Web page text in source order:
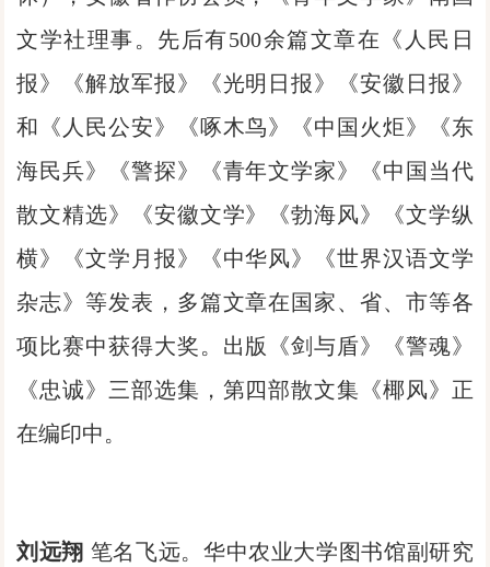
文学社理事。先后有500余篇文章在《人民日
报》《解放军报》《光明日报》《安徽日报》
和《人民公安》《啄木鸟》《中国火炬》《东
海民兵》《警探》《青年文学家》《中国当代
散文精选》《安徽文学》《勃海风》《文学纵
横》《文学月报》《中华风》《世界汉语文学
杂志》等发表，多篇文章在国家、省、市等各
项比赛中获得大奖。出版《剑与盾》《警魂》
《忠诚》三部选集，第四部散文集《椰风》正
在编印中。
刘远翔 笔名飞远。华中农业大学图书馆副研究